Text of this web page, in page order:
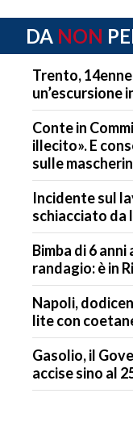
DA NON
Trento,
un’escursione
Conte in
illecito». E
sulle
Incidente sul
schiacciato da
Bimba di 6
randagio: è in
Napoli,
lite con
Gasolio, il
accise sino al